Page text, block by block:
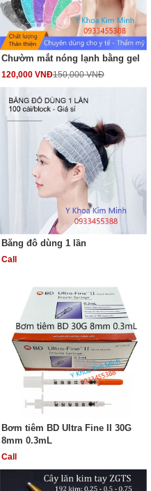
Chườm mắt nóng lạnh bằng gel
120,000 VNĐ150,000 VNĐ
Băng đô dùng 1 lần
Call
Bơm tiêm BD Ultra Fine II 30G
8mm 0.3mL
Call